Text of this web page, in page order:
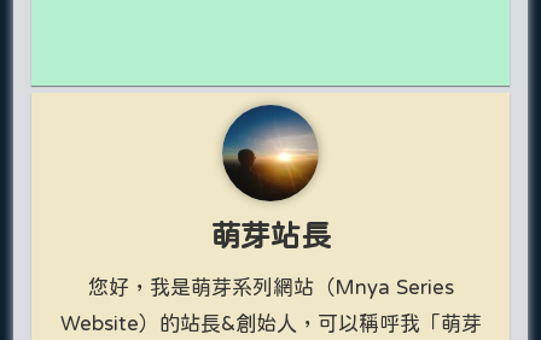
萌芽站長
您好，我是萌芽系列網站（Mnya Series
Website）的站長&創始人，可以稱呼我「萌芽